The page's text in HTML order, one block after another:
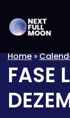
Home»
FASE